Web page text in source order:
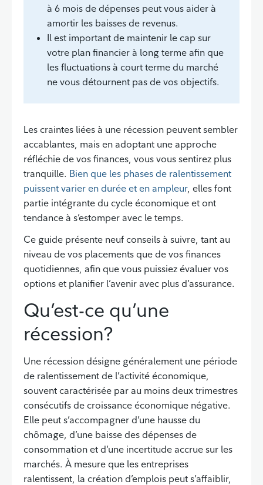
à 6 mois de dépenses peut vous aider à
amortir les baisses de revenus.
Il est important de maintenir le cap sur
votre plan financier à long terme afin que
les fluctuations à court terme du marché
ne vous détournent pas de vos objectifs.
Les craintes liées à une récession peuvent sembler
accablantes, mais en adoptant une approche
réfléchie de vos finances, vous vous sentirez plus
tranquille. Bien que les phases de ralentissement
puissent varier en durée et en ampleur, elles font
partie intégrante du cycle économique et ont
tendance à s’estomper avec le temps.
Ce guide présente neuf conseils à suivre, tant au
niveau de vos placements que de vos finances
quotidiennes, afin que vous puissiez évaluer vos
options et planifier l’avenir avec plus d’assurance.
Qu’est-ce qu’une
récession?
Une récession désigne généralement une période
de ralentissement de l’activité économique,
souvent caractérisée par au moins deux trimestres
consécutifs de croissance économique négative.
Elle peut s’accompagner d’une hausse du
chômage, d’une baisse des dépenses de
consommation et d’une incertitude accrue sur les
marchés. À mesure que les entreprises
ralentissent, la création d’emplois peut s’affaiblir,